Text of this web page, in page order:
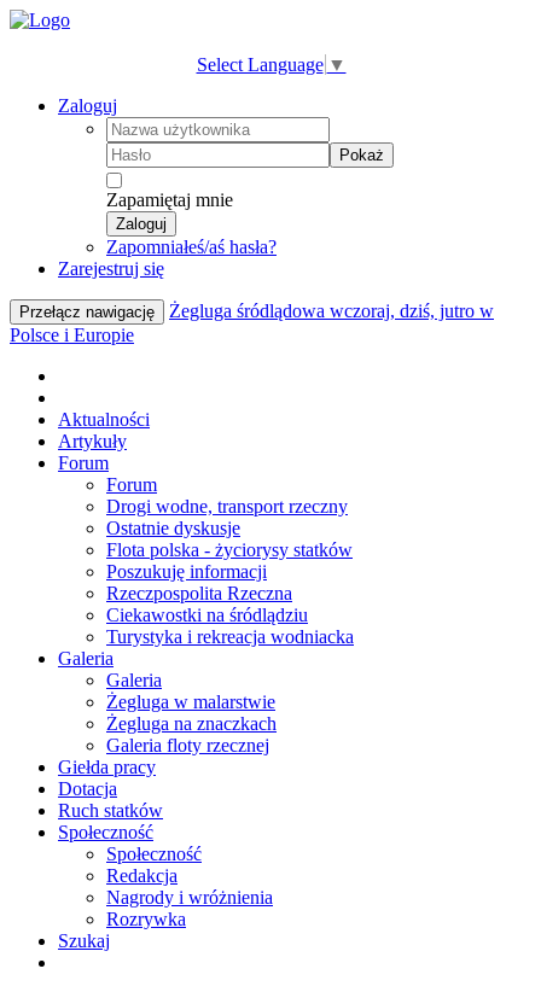
Select Language ▼
Zaloguj
Pokaż
Zapamiętaj mnie
Zaloguj
Zapomniałeś/aś hasła?
Zarejestruj się
Przełącz nawigację
Żegluga śródlądowa wczoraj, dziś, jutro w
Polsce i Europie
Aktualności
Artykuły
Forum
Forum
Drogi wodne, transport rzeczny
Ostatnie dyskusje
Flota polska - życiorysy statków
Poszukuję informacji
Rzeczpospolita Rzeczna
Ciekawostki na śródlądziu
Turystyka i rekreacja wodniacka
Galeria
Galeria
Żegluga w malarstwie
Żegluga na znaczkach
Galeria floty rzecznej
Giełda pracy
Dotacja
Ruch statków
Społeczność
Społeczność
Redakcja
Nagrody i wróżnienia
Rozrywka
Szukaj